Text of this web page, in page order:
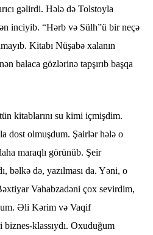
gəlirdi. Hələ də Tolstoyla
inciyib. “Hərb və Sülh”ü bir neçə
Kitabı Nüşabə xalanın
balaca gözlərinə tapşırıb başqa
kitablarını su kimi içmişdim.
dost olmuşdum. Şairlər hələ o
maraqlı görünüb. Şeir
bəlkə də, yazılması da. Yəni, o
Vahabzadəni çox sevirdim,
Əli Kərim və Vaqif
klassıydı. Oxuduğum